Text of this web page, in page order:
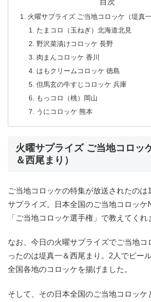
火曜サプライズ ご当地コロッケ（堤真
たまコロ（玉ねぎ）北海道北見
野沢菜漬けコロッケ 長野
肉まんコロッケ 香川
はもクリームコロッケ 徳島
但馬玄の牛すじコロッケ 兵庫
もっコロ（桃）岡山
うにコロッケ 熊本
火曜サプライズ ご当地コロッ
＆西尾まり）
ご当地コロッケの特集が放送されたのは
サプライズ。日本全国のご当地コロッケ
「ご当地コロッケ選手権」で教えてくれ
なお、今日の火曜サプライズでご当地コ
ったのは堤真一＆西尾まり。2人でビー
全国各地のコロッケを揚げました。
そして、その日本全国のご当地コロッケ